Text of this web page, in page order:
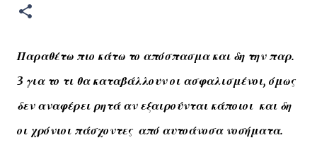
Παραθέτω πιο κάτω το απόσπασμα και δη την παρ.
3 για το τι θα καταβάλλουν οι ασφαλισμένοι, όμως
δεν αναφέρει ρητά αν εξαιρούνται κάποιοι και δη
οι χρόνιοι πάσχοντες από αυτοάνοσα νοσήματα.